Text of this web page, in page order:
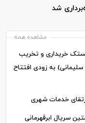
شد
مشاهده همه
خریداری و تخریب
ژ۵ (شهید سلیمانی) به زودی افتتاح
خدمات شهری
سریال ابرقهرمانی